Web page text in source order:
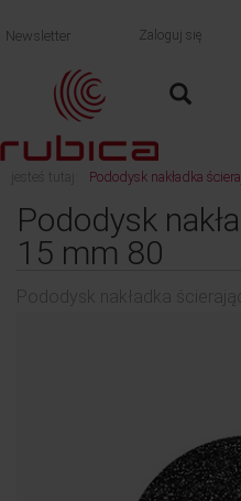
Newsletter Zaloguj się
jesteś tutaj: Pododysk nakładka
Pododysk
15 mm 80
Pododysk nakładka